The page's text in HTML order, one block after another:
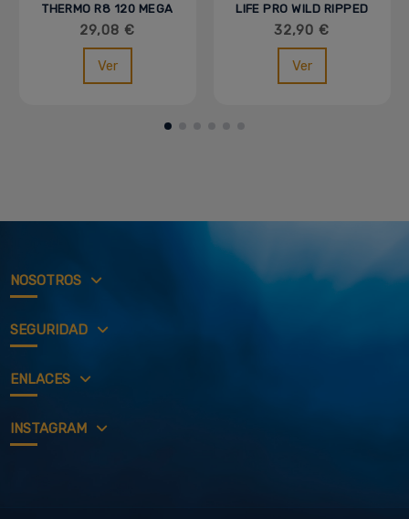
THERMO R8 120 MEGA
CAPS - MVP - IOGENIX
29,08 €
Ver
LIFE PRO WILD RIPPED
- 90 CAPS
32,90 €
Ver
NOSOTROS
SEGURIDAD
ENLACES
INSTAGRAM